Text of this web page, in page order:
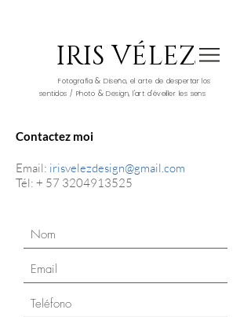
IRIS VÉLEZ
Fotografía& Diseño, el arte de despertar los
sentidos / Photo & Design, l'art d'éveiller les sens
Contactez moi
Email: irisvelezdesign@gmail.com
Tél: + 57 3204913525